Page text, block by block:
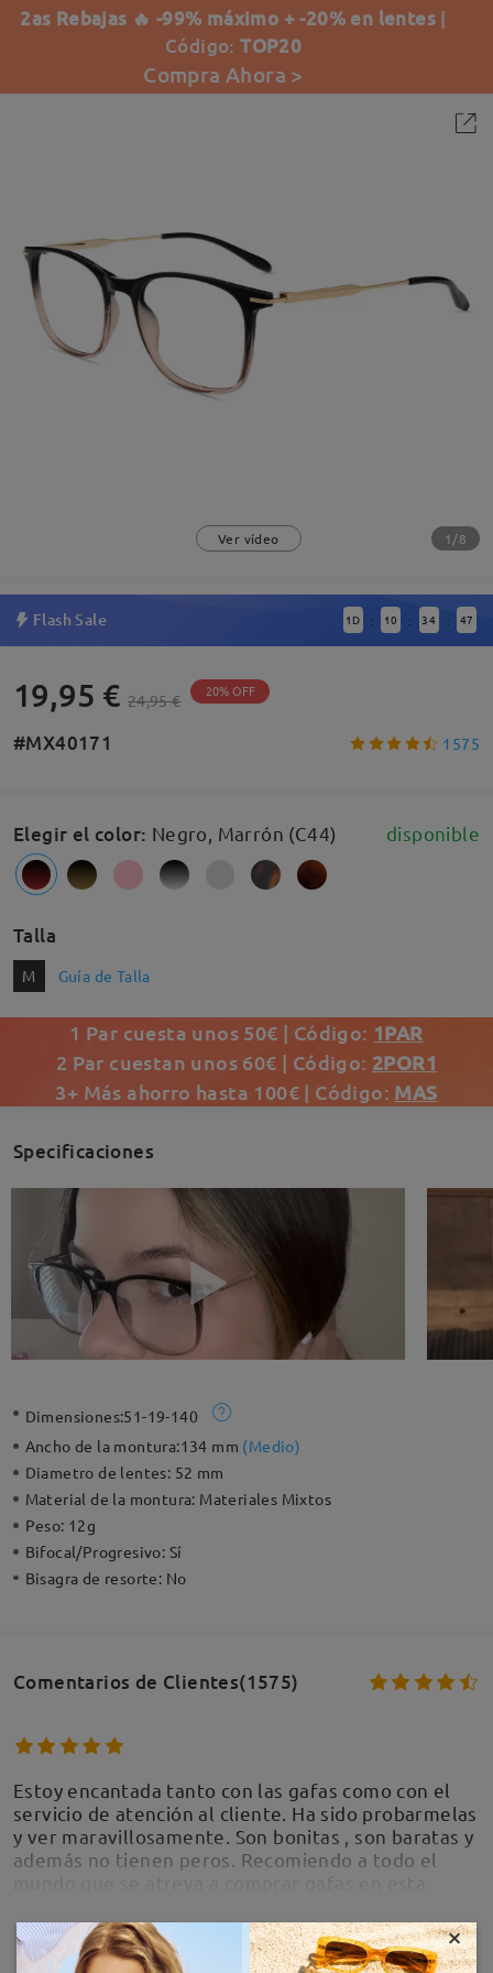
2as Rebajas 🔥 -99% máximo + -20% en lentes |
Código:TOP20
Compra Ahora >
Ver vídeo 1/8
Flash Sale 1 D : 10 : 34 : 46
19,95 € 24,95 € 20% OFF
#MX40171 1575
Elegir el color: Negro, Marrón (C44) disponible
Talla
M Guía de Talla
1 Par cuesta unos 50€ | Código: 1PAR
2 Par cuestan unos 60€ | Código: 2POR1
3+ Más ahorro hasta 100€ | Código: MAS
Specificaciones
Dimensiones:51-19-140
Ancho de la montura:134 mm (Medio)
Diametro de lentes: 52 mm
Material de la montura: Materiales Mixtos
Peso: 12g
Bifocal/Progresivo: Sí
Bisagra de resorte: No
Comentarios de Clientes(1575)
Estoy encantada tanto con las gafas como con el
servicio de atención al cliente. Ha sido probarmelas
y ver maravillosamente. Son bonitas , son baratas y
además no tienen peros. Recomiendo a todo el
ningún problema.
by Susana PerezonJul 14 , 2026
MOSTRAR MÁS ×